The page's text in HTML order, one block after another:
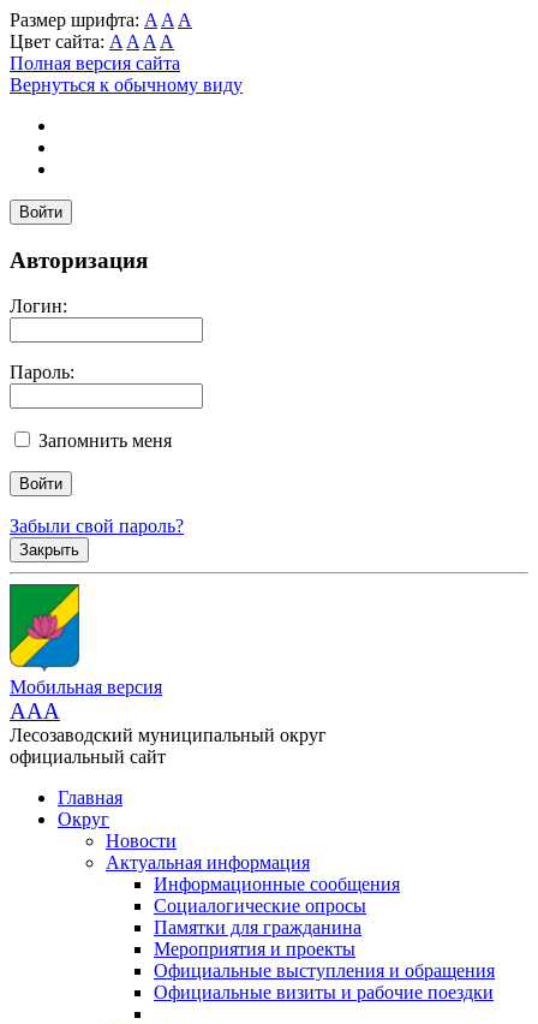
Размер шрифта: A A A
Цвет сайта: A A A A
Полная версия сайта
Вернуться к обычному виду
Войти
Авторизация
Логин:
Пароль:
Запомнить меня
Забыли свой пароль?
Закрыть
Мобильная версия
AAA
Лесозаводский муниципальный округ
официальный сайт
Главная
Округ
Новости
Актуальная информация
Информационные сообщения
Социалогические опросы
Памятки для гражданина
Мероприятия и проекты
Официальные выступления и обращения
Официальные визиты и рабочие поездки